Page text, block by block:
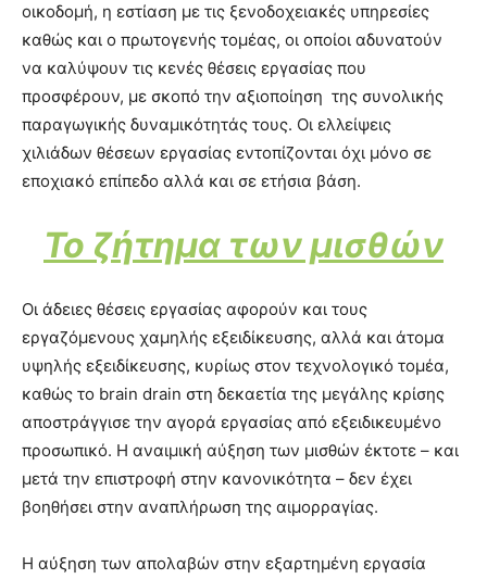
οικοδομή, η εστίαση με τις ξενοδοχειακές υπηρεσίες
καθώς και ο πρωτογενής τομέας, οι οποίοι αδυνατούν
να καλύψουν τις κενές θέσεις εργασίας που
προσφέρουν, με σκοπό την αξιοποίηση της συνολικής
παραγωγικής δυναμικότητάς τους. Οι ελλείψεις
χιλιάδων θέσεων εργασίας εντοπίζονται όχι μόνο σε
εποχιακό επίπεδο αλλά και σε ετήσια βάση.
Το ζήτημα των μισθών
Οι άδειες θέσεις εργασίας αφορούν και τους
εργαζόμενους χαμηλής εξειδίκευσης, αλλά και άτομα
υψηλής εξειδίκευσης, κυρίως στον τεχνολογικό τομέα,
καθώς το brain drain στη δεκαετία της μεγάλης κρίσης
αποστράγγισε την αγορά εργασίας από εξειδικευμένο
προσωπικό. Η αναιμική αύξηση των μισθών έκτοτε – και
μετά την επιστροφή στην κανονικότητα – δεν έχει
βοηθήσει στην αναπλήρωση της αιμορραγίας.
Η αύξηση των απολαβών στην εξαρτημένη εργασία